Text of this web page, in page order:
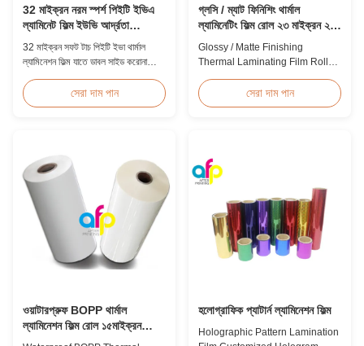
32 মাইক্রন নরম স্পর্শ পিইটি ইভিএ
ল্যামিনেট ফিল্ম ইউভি আর্দ্রতা
প্রতিরোধক ফটো
32 মাইক্রন সফট টাচ পিইটি ইভা থার্মাল
ল্যামিনেশন ফিল্ম যাতে ডাবল সাইড করোনা
ব্যারিয়ার, ভেলভেটি ট্যাকটাইল ফিনিশ,
প্রিমিয়াম ফটো অ্যালবাম, বিয়ের বই এবং
সেরা দাম পান
গ্লসি / ম্যাট ফিনিশিং থার্মাল
ল্যামিনেটিং ফিল্ম রোল ২৩ মাইক্রন ২৫
মাইক্রন
Glossy / Matte Finishing
Thermal Laminating Film Roll
Thermal Laminating Film Roll
Thermal Laminating Film Roll is
machines. Available in two
finishings: Glossy (also called
সেরা দাম পান
ওয়াটারপ্রুফ BOPP থার্মাল
ল্যামিনেশন ফিল্ম রোল ১৫মাইক্রন
১৮মাইক্রন ২০মাইক্রন ২৩মাইক্রন
হলোগ্রাফিক প্যাটার্ন ল্যামিনেশন ফিল্ম
Holographic Pattern Lamination